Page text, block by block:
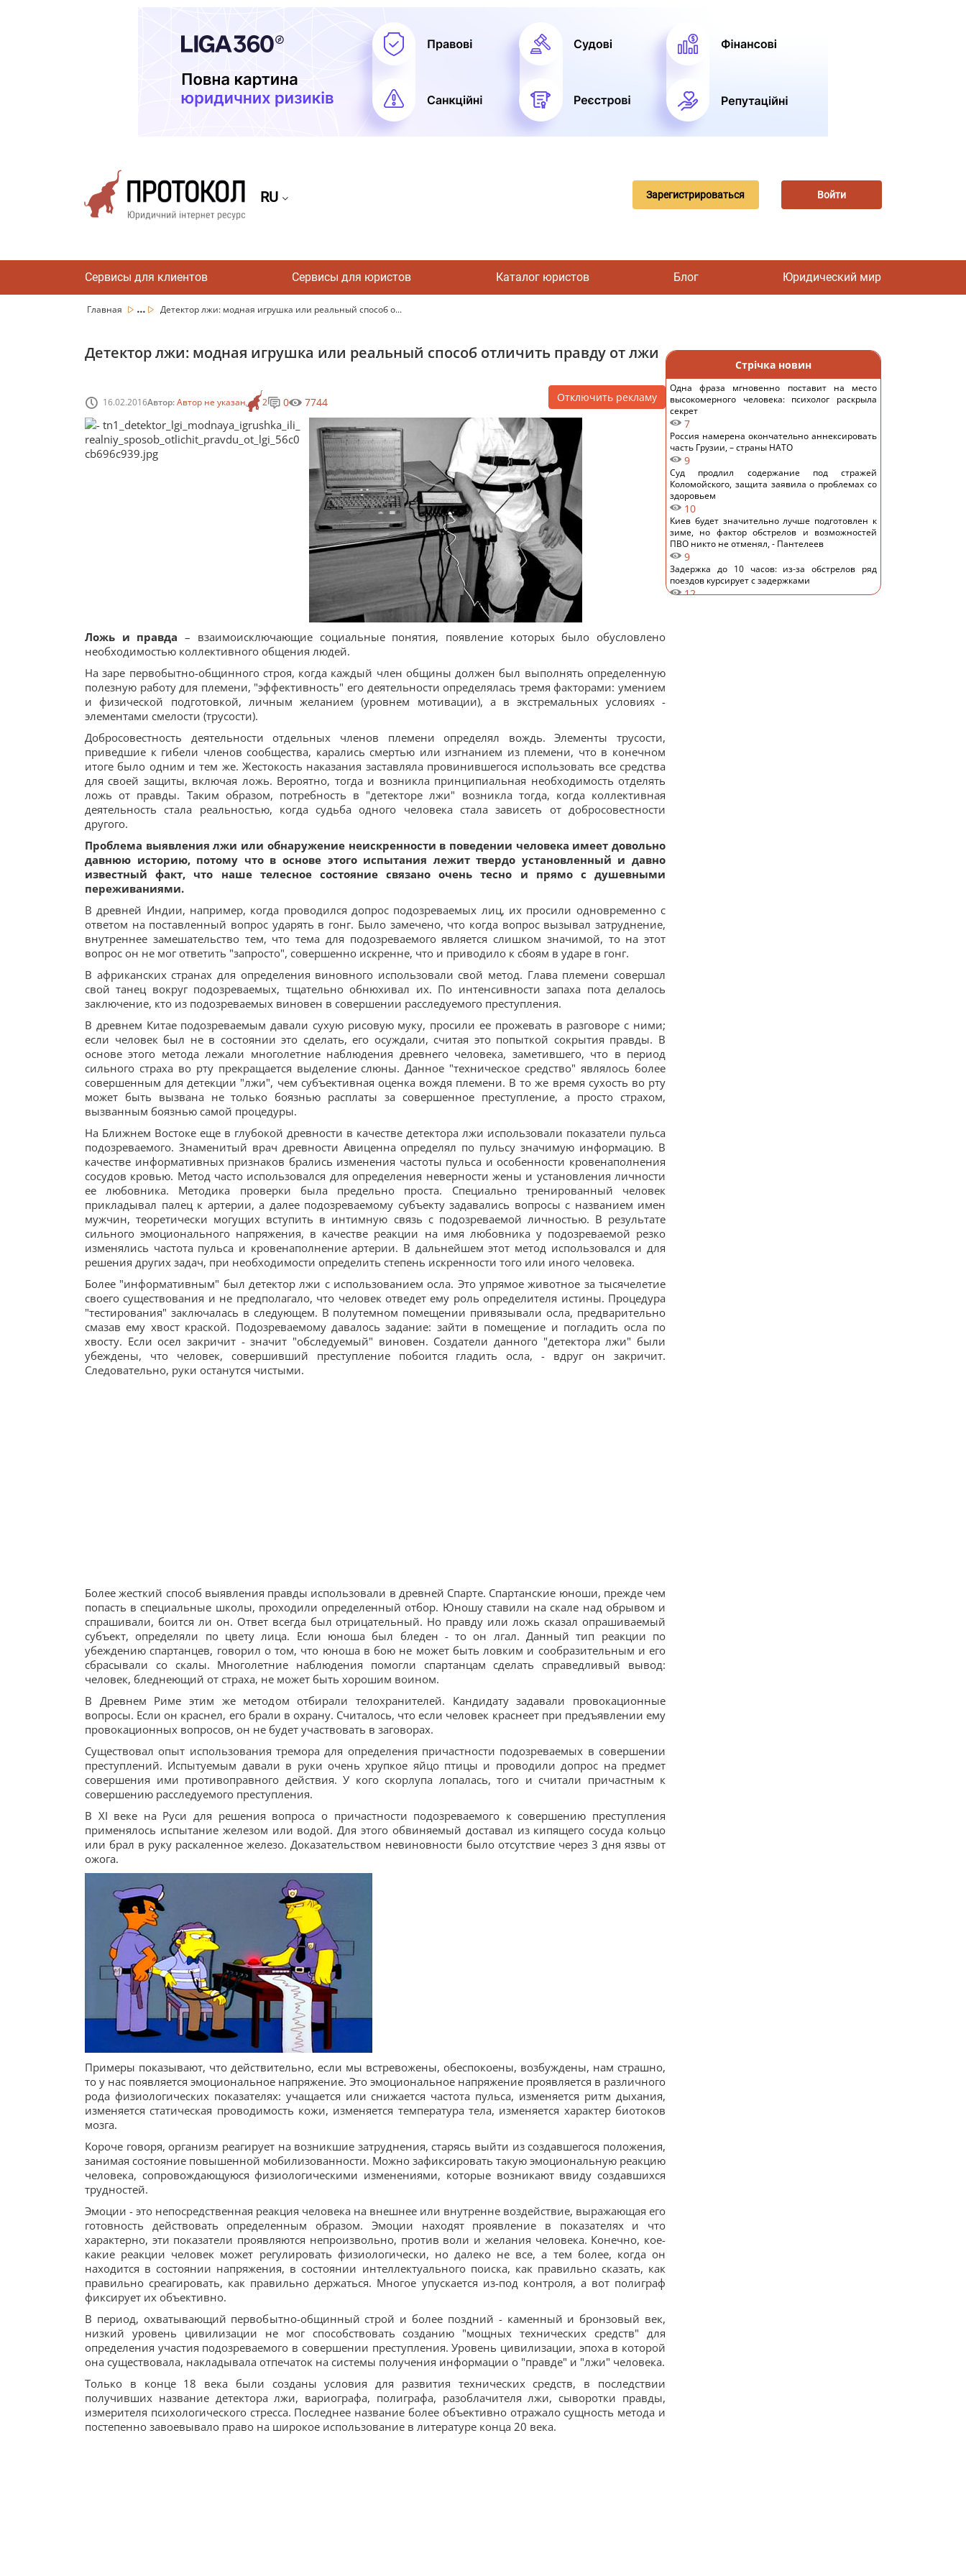
RU Зарегистрироваться Войти
Сервисы для клиентов Сервисы для юристов Каталог юристов Блог Юридический мир
Главная ... Детектор лжи: модная игрушка или реальный способ о...
Детектор лжи: модная игрушка или реальный способ отличить правду от лжи
16.02.2016Автор:Автор не указан 2 0 7744 Отключить рекламу
Ложь и правда – взаимоисключающие социальные понятия, появление которых было обусловлено
необходимостью коллективного общения людей.
На заре первобытно-общинного строя, когда каждый член общины должен был выполнять определенную
полезную работу для племени, "эффективность" его деятельности определялась тремя факторами: умением
и физической подготовкой, личным желанием (уровнем мотивации), а в экстремальных условиях -
элементами смелости (трусости).
Добросовестность деятельности отдельных членов племени определял вождь. Элементы трусости,
приведшие к гибели членов сообщества, карались смертью или изгнанием из племени, что в конечном
итоге было одним и тем же. Жестокость наказания заставляла провинившегося использовать все средства
для своей защиты, включая ложь. Вероятно, тогда и возникла принципиальная необходимость отделять
ложь от правды. Таким образом, потребность в "детекторе лжи" возникла тогда, когда коллективная
деятельность стала реальностью, когда судьба одного человека стала зависеть от добросовестности
другого.
Проблема выявления лжи или обнаружение неискренности в поведении человека имеет довольно
давнюю историю, потому что в основе этого испытания лежит твердо установленный и давно
известный факт, что наше телесное состояние связано очень тесно и прямо с душевными
переживаниями.
В древней Индии, например, когда проводился допрос подозреваемых лиц, их просили одновременно с
ответом на поставленный вопрос ударять в гонг. Было замечено, что когда вопрос вызывал затруднение,
внутреннее замешательство тем, что тема для подозреваемого является слишком значимой, то на этот
вопрос он не мог ответить "запросто", совершенно искренне, что и приводило к сбоям в ударе в гонг.
В африканских странах для определения виновного использовали свой метод. Глава племени совершал
свой танец вокруг подозреваемых, тщательно обнюхивал их. По интенсивности запаха пота делалось
заключение, кто из подозреваемых виновен в совершении расследуемого преступления.
В древнем Китае подозреваемым давали сухую рисовую муку, просили ее прожевать в разговоре с ними;
если человек был не в состоянии это сделать, его осуждали, считая это попыткой сокрытия правды. В
основе этого метода лежали многолетние наблюдения древнего человека, заметившего, что в период
сильного страха во рту прекращается выделение слюны. Данное "техническое средство" являлось более
совершенным для детекции "лжи", чем субъективная оценка вождя племени. В то же время сухость во рту
может быть вызвана не только боязнью расплаты за совершенное преступление, а просто страхом,
вызванным боязнью самой процедуры.
На Ближнем Востоке еще в глубокой древности в качестве детектора лжи использовали показатели пульса
подозреваемого. Знаменитый врач древности Авиценна определял по пульсу значимую информацию. В
качестве информативных признаков брались изменения частоты пульса и особенности кровенаполнения
сосудов кровью. Метод часто использовался для определения неверности жены и установления личности
ее любовника. Методика проверки была предельно проста. Специально тренированный человек
прикладывал палец к артерии, а далее подозреваемому субъекту задавались вопросы с названием имен
мужчин, теоретически могущих вступить в интимную связь с подозреваемой личностью. В результате
сильного эмоционального напряжения, в качестве реакции на имя любовника у подозреваемой резко
изменялись частота пульса и кровенаполнение артерии. В дальнейшем этот метод использовался и для
решения других задач, при необходимости определить степень искренности того или иного человека.
Более "информативным" был детектор лжи с использованием осла. Это упрямое животное за тысячелетие
своего существования и не предполагало, что человек отведет ему роль определителя истины. Процедура
"тестирования" заключалась в следующем. В полутемном помещении привязывали осла, предварительно
смазав ему хвост краской. Подозреваемому давалось задание: зайти в помещение и погладить осла по
хвосту. Если осел закричит - значит "обследуемый" виновен. Создатели данного "детектора лжи" были
убеждены, что человек, совершивший преступление побоится гладить осла, - вдруг он закричит.
Следовательно, руки останутся чистыми.
Более жесткий способ выявления правды использовали в древней Спарте. Спартанские юноши, прежде чем
попасть в специальные школы, проходили определенный отбор. Юношу ставили на скале над обрывом и
спрашивали, боится ли он. Ответ всегда был отрицательный. Но правду или ложь сказал опрашиваемый
субъект, определяли по цвету лица. Если юноша был бледен - то он лгал. Данный тип реакции по
убеждению спартанцев, говорил о том, что юноша в бою не может быть ловким и сообразительным и его
сбрасывали со скалы. Многолетние наблюдения помогли спартанцам сделать справедливый вывод:
человек, бледнеющий от страха, не может быть хорошим воином.
В Древнем Риме этим же методом отбирали телохранителей. Кандидату задавали провокационные
вопросы. Если он краснел, его брали в охрану. Считалось, что если человек краснеет при предъявлении ему
провокационных вопросов, он не будет участвовать в заговорах.
Существовал опыт использования тремора для определения причастности подозреваемых в совершении
преступлений. Испытуемым давали в руки очень хрупкое яйцо птицы и проводили допрос на предмет
совершения ими противоправного действия. У кого скорлупа лопалась, того и считали причастным к
совершению расследуемого преступления.
В XI веке на Руси для решения вопроса о причастности подозреваемого к совершению преступления
применялось испытание железом или водой. Для этого обвиняемый доставал из кипящего сосуда кольцо
или брал в руку раскаленное железо. Доказательством невиновности было отсутствие через 3 дня язвы от
ожога.
Примеры показывают, что действительно, если мы встревожены, обеспокоены, возбуждены, нам страшно,
то у нас появляется эмоциональное напряжение. Это эмоциональное напряжение проявляется в различного
рода физиологических показателях: учащается или снижается частота пульса, изменяется ритм дыхания,
изменяется статическая проводимость кожи, изменяется температура тела, изменяется характер биотоков
мозга.
Короче говоря, организм реагирует на возникшие затруднения, старясь выйти из создавшегося положения,
занимая состояние повышенной мобилизованности. Можно зафиксировать такую эмоциональную реакцию
человека, сопровождающуюся физиологическими изменениями, которые возникают ввиду создавшихся
трудностей.
Эмоции - это непосредственная реакция человека на внешнее или внутренне воздействие, выражающая его
готовность действовать определенным образом. Эмоции находят проявление в показателях и что
характерно, эти показатели проявляются непроизвольно, против воли и желания человека. Конечно, кое-
какие реакции человек может регулировать физиологически, но далеко не все, а тем более, когда он
находится в состоянии напряжения, в состоянии интеллектуального поиска, как правильно сказать, как
правильно среагировать, как правильно держаться. Многое упускается из-под контроля, а вот полиграф
фиксирует их объективно.
В период, охватывающий первобытно-общинный строй и более поздний - каменный и бронзовый век,
низкий уровень цивилизации не мог способствовать созданию "мощных технических средств" для
определения участия подозреваемого в совершении преступления. Уровень цивилизации, эпоха в которой
она существовала, накладывала отпечаток на системы получения информации о "правде" и "лжи" человека.
Только в конце 18 века были созданы условия для развития технических средств, в последствии
получивших название детектора лжи, вариографа, полиграфа, разоблачителя лжи, сыворотки правды,
измерителя психологического стресса. Последнее название более объективно отражало сущность метода и
постепенно завоевывало право на широкое использование в литературе конца 20 века.
Стрічка новин
Одна фраза мгновенно поставит на место
высокомерного человека: психолог раскрыла
секрет
7
Россия намерена окончательно аннексировать
часть Грузии, – страны НАТО
9
Суд продлил содержание под стражей
Коломойского, защита заявила о проблемах со
здоровьем
10
Киев будет значительно лучше подготовлен к
зиме, но фактор обстрелов и возможностей
ПВО никто не отменял, - Пантелеев
9
Задержка до 10 часов: из-за обстрелов ряд
поездов курсирует с задержками
12